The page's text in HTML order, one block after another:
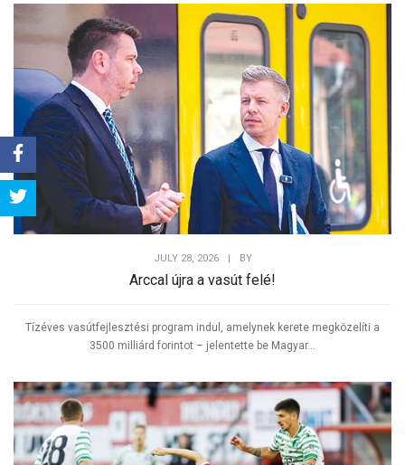
JULY 28, 2026 BY
Arccal újra a vasút felé!
Tízéves vasútfejlesztési program indul, amelynek kerete megközelíti a
3500 milliárd forintot – jelentette be Magyar...
Share
Tweet